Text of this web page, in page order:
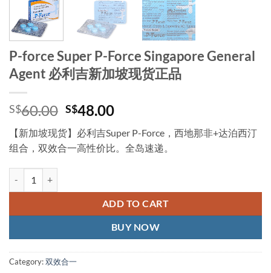
P-force Super P-Force Singapore General
Agent 必利吉新加坡现货正品
S$60.00 Original
price
was:
S$60.00.
S$48.00Current
is:
S$48.00.
【新加坡现货】必利吉Super P-Force，西地那非+达泊西汀
组合，双效合一高性价比。全岛速递。
ADD TO CART
BUY NOW
Category:双效合一